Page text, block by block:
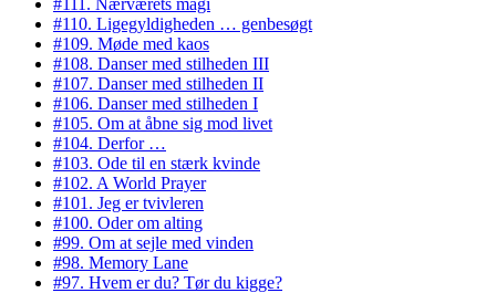
#111. Nærværets magi
#110. Ligegyldigheden … genbesøgt
#109. Møde med kaos
#108. Danser med stilheden III
#107. Danser med stilheden II
#106. Danser med stilheden I
#105. Om at åbne sig mod livet
#104. Derfor …
#103. Ode til en stærk kvinde
#102. A World Prayer
#101. Jeg er tvivleren
#100. Oder om alting
#99. Om at sejle med vinden
#98. Memory Lane
#97. Hvem er du? Tør du kigge?